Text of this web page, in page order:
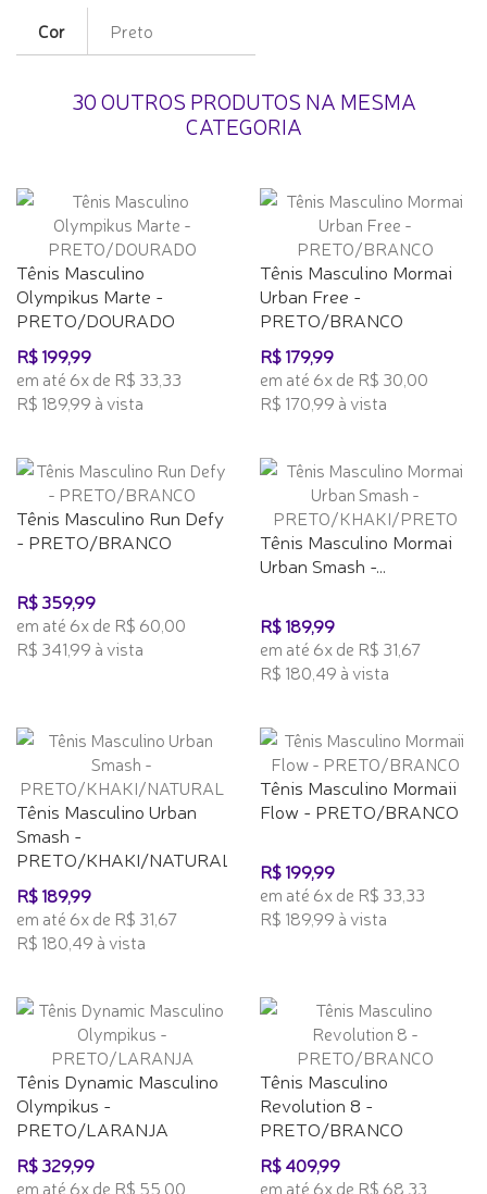
Cor Preto
30 OUTROS PRODUTOS NA MESMA
CATEGORIA
Tênis Masculino
Olympikus Marte -
PRETO/DOURADO
R$ 199,99
em até 6x de R$ 33,33
R$ 189,99 à vista
Tênis Masculino Mormai
Urban Free -
PRETO/BRANCO
R$ 179,99
em até 6x de R$ 30,00
R$ 170,99 à vista
Tênis Masculino Run Defy
- PRETO/BRANCO
R$ 359,99
em até 6x de R$ 60,00
R$ 341,99 à vista
Tênis Masculino Mormai
Urban Smash -...
R$ 189,99
em até 6x de R$ 31,67
R$ 180,49 à vista
Tênis Masculino Urban
Smash -
PRETO/KHAKI/NATURAL
R$ 189,99
em até 6x de R$ 31,67
R$ 180,49 à vista
Tênis Masculino Mormaii
Flow - PRETO/BRANCO
R$ 199,99
em até 6x de R$ 33,33
R$ 189,99 à vista
Tênis Dynamic Masculino
Olympikus -
PRETO/LARANJA
R$ 329,99
em até 6x de R$ 55,00
Tênis Masculino
Revolution 8 -
PRETO/BRANCO
R$ 409,99
em até 6x de R$ 68,33